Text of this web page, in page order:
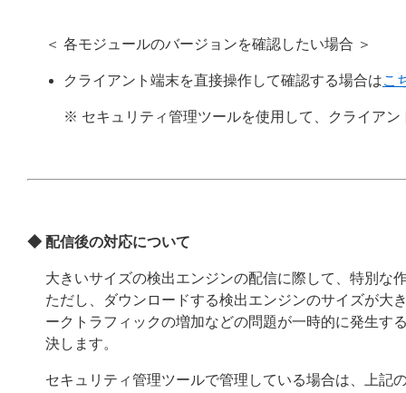
＜ 各モジュールのバージョンを確認したい場合 ＞
クライアント端末を直接操作して確認する場合はこ
※ セキュリティ管理ツールを使用して、クライア
◆ 配信後の対応について
大きいサイズの検出エンジンの配信に際して、特別な
ただし、ダウンロードする検出エンジンのサイズが大
ークトラフィックの増加などの問題が一時的に発生す
決します。
セキュリティ管理ツールで管理している場合は、上記